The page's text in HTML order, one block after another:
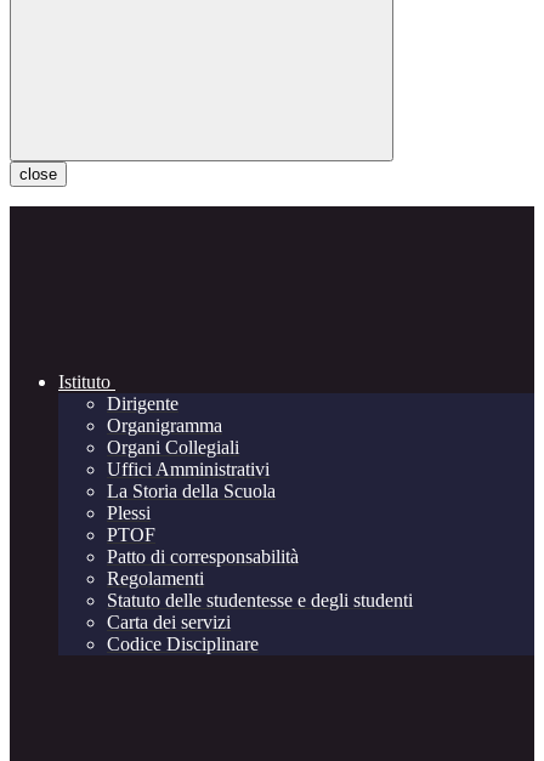
close
Istituto
Dirigente
Organigramma
Organi Collegiali
Uffici Amministrativi
La Storia della Scuola
Plessi
PTOF
Patto di corresponsabilità
Regolamenti
Statuto delle studentesse e degli studenti
Carta dei servizi
Codice Disciplinare